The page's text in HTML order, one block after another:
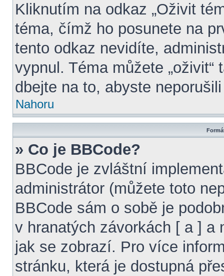
Kliknutím na odkaz „Oživit
téma, čímž ho posunete na
tento odkaz nevidíte,
vypnul. Téma můžete
dbejte na to, abyste
Nahoru
» Co je BBCode?
BBCode je zvláštní
administrátor (můžete toto
BBCode sám o sobě je
v hranatých závorkách [ a ]
jak se zobrazí. Pro více
stránku, která je dostupná